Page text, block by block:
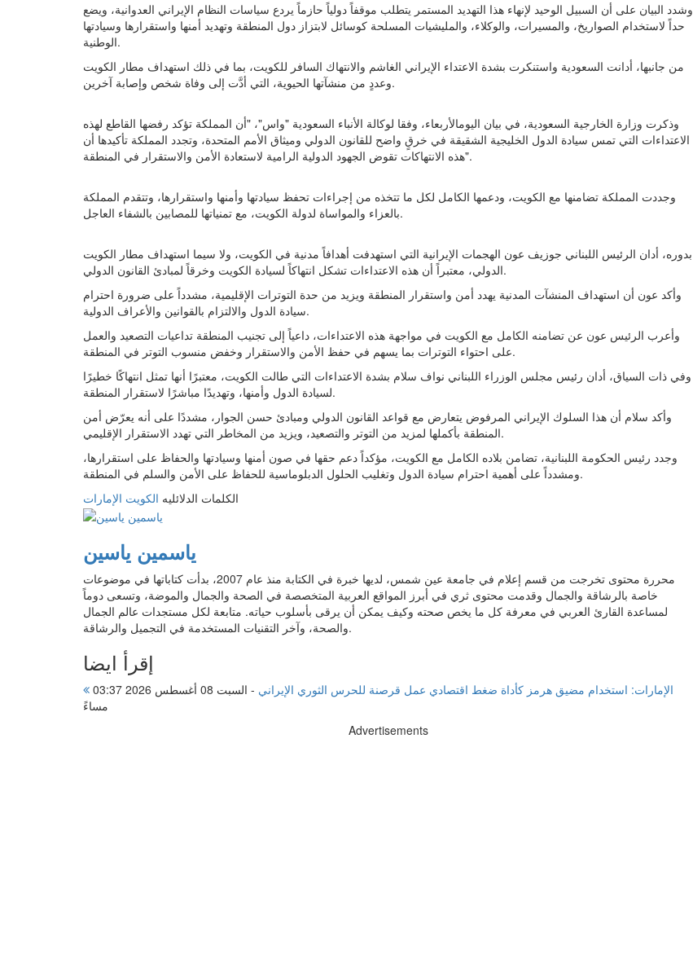
وشدد البيان على أن السبيل الوحيد لإنهاء هذا التهديد المستمر يتطلب موقفاً دولياً حازماً يردع سياسات النظام الإيراني العدوانية، ويضع
حداً لاستخدام الصواريخ، والمسيرات، والوكلاء، والمليشيات المسلحة كوسائل لابتزاز دول المنطقة وتهديد أمنها واستقرارها وسيادتها
الوطنية.
من جانبها، أدانت السعودية واستنكرت بشدة الاعتداء الإيراني الغاشم والانتهاك السافر للكويت، بما في ذلك استهداف مطار الكويت
وعددٍ من منشآتها الحيوية، التي أدَّت إلى وفاة شخص وإصابة آخرين.
وذكرت وزارة الخارجية السعودية، في بيان اليومالأربعاء، وفقا لوكالة الأنباء السعودية "واس"، "أن المملكة تؤكد رفضها القاطع لهذه
الاعتداءات التي تمس سيادة الدول الخليجية الشقيقة في خرقٍ واضح للقانون الدولي وميثاق الأمم المتحدة، وتجدد المملكة تأكيدها أن
هذه الانتهاكات تقوض الجهود الدولية الرامية لاستعادة الأمن والاستقرار في المنطقة".
وجددت المملكة تضامنها مع الكويت، ودعمها الكامل لكل ما تتخذه من إجراءات تحفظ سيادتها وأمنها واستقرارها، وتتقدم المملكة
بالعزاء والمواساة لدولة الكويت، مع تمنياتها للمصابين بالشفاء العاجل.
بدوره، أدان الرئيس اللبناني جوزيف عون الهجمات الإيرانية التي استهدفت أهدافاً مدنية في الكويت، ولا سيما استهداف مطار الكويت
الدولي، معتبراً أن هذه الاعتداءات تشكل انتهاكاً لسيادة الكويت وخرقاً لمبادئ القانون الدولي.
وأكد عون أن استهداف المنشآت المدنية يهدد أمن واستقرار المنطقة ويزيد من حدة التوترات الإقليمية، مشدداً على ضرورة احترام
سيادة الدول والالتزام بالقوانين والأعراف الدولية.
وأعرب الرئيس عون عن تضامنه الكامل مع الكويت في مواجهة هذه الاعتداءات، داعياً إلى تجنيب المنطقة تداعيات التصعيد والعمل
على احتواء التوترات بما يسهم في حفظ الأمن والاستقرار وخفض منسوب التوتر في المنطقة.
وفي ذات السياق، أدان رئيس مجلس الوزراء اللبناني نواف سلام بشدة الاعتداءات التي طالت الكويت، معتبرًا أنها تمثل انتهاكًا خطيرًا
لسيادة الدول وأمنها، وتهديدًا مباشرًا لاستقرار المنطقة.
وأكد سلام أن هذا السلوك الإيراني المرفوض يتعارض مع قواعد القانون الدولي ومبادئ حسن الجوار، مشددًا على أنه يعرّض أمن
المنطقة بأكملها لمزيد من التوتر والتصعيد، ويزيد من المخاطر التي تهدد الاستقرار الإقليمي.
وجدد رئيس الحكومة اللبنانية، تضامن بلاده الكامل مع الكويت، مؤكداً دعم حقها في صون أمنها وسيادتها والحفاظ على استقرارها،
ومشدداً على أهمية احترام سيادة الدول وتغليب الحلول الدبلوماسية للحفاظ على الأمن والسلم في المنطقة.
الكلمات الدلائليه الكويت الإمارات
ياسمين ياسين
محررة محتوى تخرجت من قسم إعلام في جامعة عين شمس، لديها خبرة في الكتابة منذ عام 2007، بدأت كتاباتها في موضوعات
خاصة بالرشاقة والجمال وقدمت محتوى ثري في أبرز المواقع العربية المتخصصة في الصحة والجمال والموضة، وتسعى دوماً
لمساعدة القارئ العربي في معرفة كل ما يخص صحته وكيف يمكن أن يرقى بأسلوب حياته. متابعة لكل مستجدات عالم الجمال
والصحة، وآخر التقنيات المستخدمة في التجميل والرشاقة.
إقرأ ايضا
الإمارات: استخدام مضيق هرمز كأداة ضغط اقتصادي عمل قرصنة للحرس الثوري الإيراني -
السبت 08 أغسطس 2026 03:37
مساءً
Advertisements